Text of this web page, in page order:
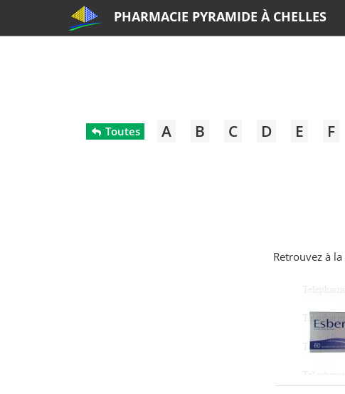
PHARMACIE PYRAMIDE À CHELLES
Toutes A B C D E F
Retrouvez à la